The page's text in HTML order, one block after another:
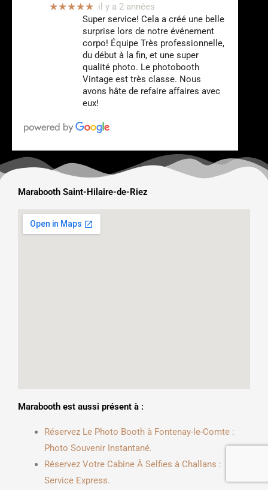
★★★★★ il y a 2 années
Super service! Cela a créé une belle
surprise lors de notre événement
corpo! Équipe Très professionnelle,
du début à la fin, et une super
qualité photo. Le photobooth
Vintage est très classe. Nous
avons hâte de refaire affaires avec
eux!
Marabooth Saint-Hilaire-de-Riez
Marabooth est aussi présent à :
Réservez Le Photo Booth à Fontenay-le-Comte :
Photo Souvenir Instantané.
Réservez Votre Cabine À Selfies à Challans :
Service Express.